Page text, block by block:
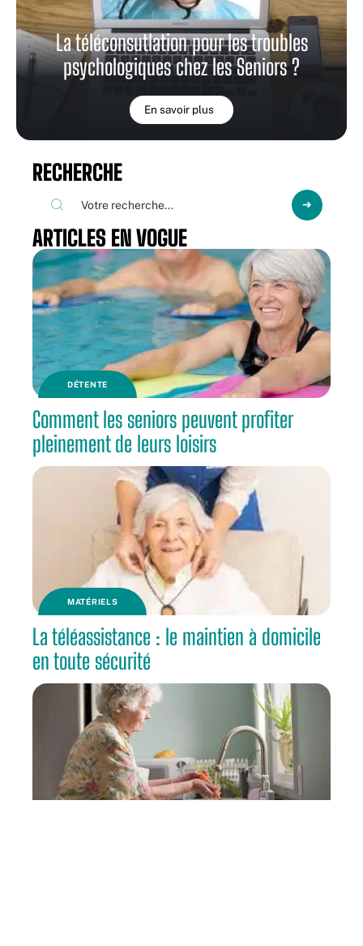
La téléconsutlation pour les troubles
psychologiques chez les Seniors ?
En savoir plus
RECHERCHE
ARTICLES EN VOGUE
DÉTENTE
Comment les seniors peuvent profiter
pleinement de leurs loisirs
MATÉRIELS
La téléassistance : le maintien à domicile
en toute sécurité